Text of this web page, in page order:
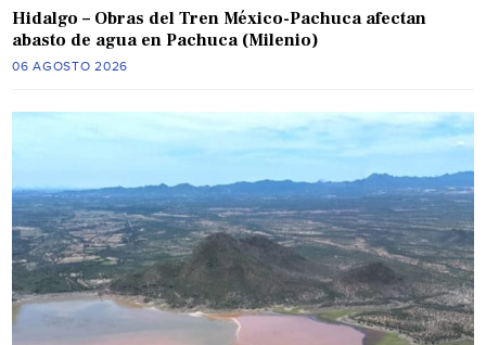
Hidalgo – Obras del Tren México-Pachuca afectan
abasto de agua en Pachuca (Milenio)
06 AGOSTO 2026